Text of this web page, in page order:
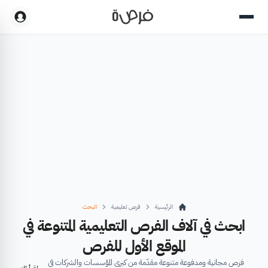
الرئيسية فرص تعليمية البحث
ابحث في آلاف الفرص التعليمية المتنوعة في
الموقع الأول للفرص
فرص مجانية ومدفوعة متنوعة مقدّمة من كبرى المؤسسات والشركات في